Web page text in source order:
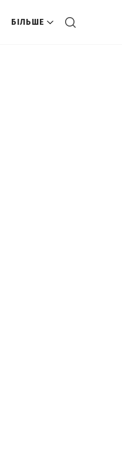
БІЛЬШЕ